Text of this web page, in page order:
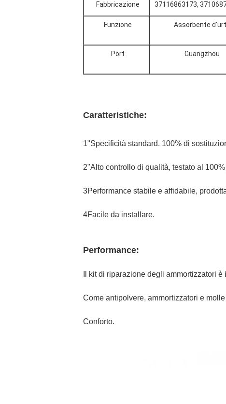
Fabbricazione 37116863173,
Funzione Assorbente
Port Guangzhou
Caratteristiche:
1"Specificità standard. 100% di
2"Alto controllo di qualità, testato al
3Performance stabile e affidabile,
4Facile da installare.
Performance:
Il kit di riparazione degli ammortizzatori
Come antipolvere, ammortizzatori e
Conforto.